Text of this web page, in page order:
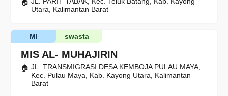
Utara, Kalimantan Barat
MIS AL- MUHAJIRIN
swasta
MI
JL. TRANSMIGRASI DESA KEMBOJA PULAU MAYA,
Kec. Pulau Maya, Kab. Kayong Utara, Kalimantan
Barat